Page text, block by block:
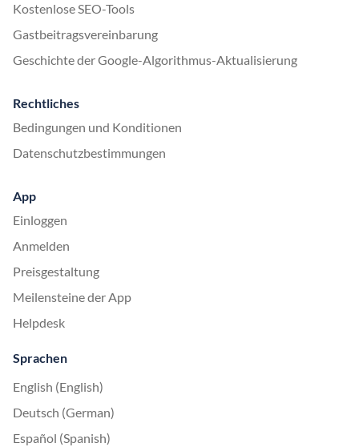
Kostenlose SEO-Tools
Gastbeitragsvereinbarung
Geschichte der Google-Algorithmus-Aktualisierung
Rechtliches
Bedingungen und Konditionen
Datenschutzbestimmungen
App
Einloggen
Anmelden
Preisgestaltung
Meilensteine der App
Helpdesk
Sprachen
English (English)
Deutsch (German)
Español (Spanish)